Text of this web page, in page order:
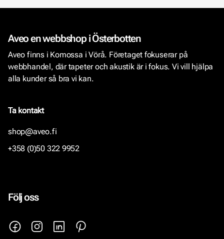
Aveo en webbshop i Österbotten
Aveo finns i Komossa i Vörå. Företaget fokuserar på
webbhandel, där tapeter och akustik är i fokus. Vi vill hjälpa
alla kunder så bra vi kan.
Ta kontakt
shop@aveo.fi
+358 (0)50 322 9952
Följ oss